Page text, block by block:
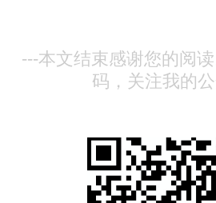
---本文结束感谢您的阅读
码，关注我的